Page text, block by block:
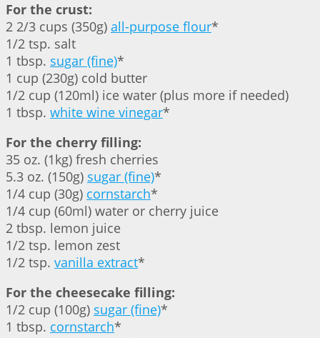
For the crust:
2 2/3 cups (350g) all-purpose flour*
1/2 tsp. salt
1 tbsp. sugar (fine)*
1 cup (230g) cold butter
1/2 cup (120ml) ice water (plus more if needed)
1 tbsp. white wine vinegar*
For the cherry filling:
35 oz. (1kg) fresh cherries
5.3 oz. (150g) sugar (fine)*
1/4 cup (30g) cornstarch*
1/4 cup (60ml) water or cherry juice
2 tbsp. lemon juice
1/2 tsp. lemon zest
1/2 tsp. vanilla extract*
For the cheesecake filling:
1/2 cup (100g) sugar (fine)*
1 tbsp. cornstarch*